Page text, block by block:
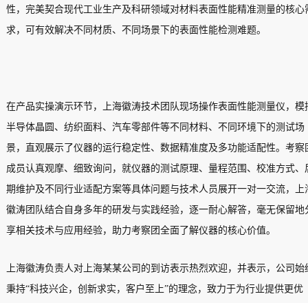
性，完美契合现代工业生产及科研领域对材料表面性能精准测量的核心
求，可有效解决不同材质、不同场景下的表面性能检测难题。
在产品实操演示环节，上海徽涛技术团队现场操作表面性能测量仪，模
半导体晶圆、纺织面料、汽车零部件等不同材料、不同环境下的测试场
景，直观展示了仪器的运行稳定性、数据精准度及多功能适配性。考察
成员认真观摩、细致询问，就仪器的测试原理、量程范围、校准方式、
期维护及不同行业适配方案等具体问题与技术人员展开一对一交流，上
徽涛团队结合自身多年的研发与实践经验，逐一耐心解答，毫无保留地
享相关技术与应用经验，助力考察团全面了解仪器的核心价值。
上海徽涛负责人对上海某某公司的到访表示热烈欢迎，并表示，公司始
秉持“科技兴企，创新求实，客户至上”的理念，致力于为行业提供更优